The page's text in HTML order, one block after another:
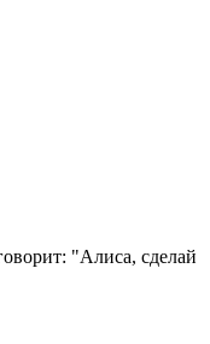
"Алиса, сделай